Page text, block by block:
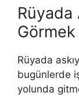
Rüyada
Görmek
Rüyada
bugünlerde
yolunda